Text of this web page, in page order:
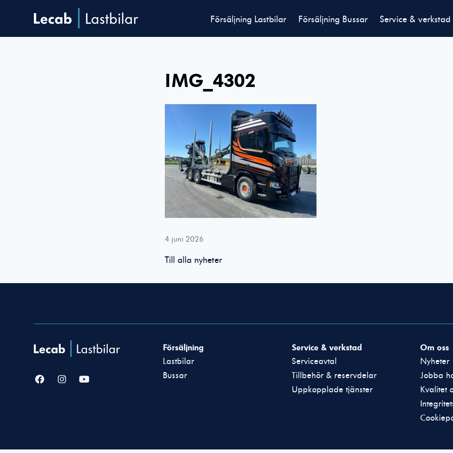
Försäljning Lastbilar Försäljning Bussar Service & verkstad
IMG_4302
4 juni 2026
Till alla nyheter
Försäljning
Lastbilar
Bussar
Service & verkstad
Serviceavtal
Tillbehör & reservdelar
Uppkopplade tjänster
Om oss
Nyheter
Jobba
Kvalitet
Nödvändiga
går inte att
hemsidan över
ska fungera.
kunna